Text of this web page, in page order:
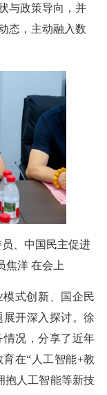
与政策导向，并
态，主动融入数
、中国民主促进
焦洋 在会上
式创新、国企民
开深入探讨。徐
况，分享了近年
在“人工智能+教
抱人工智能等新技